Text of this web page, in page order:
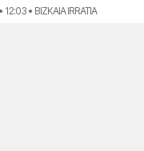
• BIZKAIA IRRATIA